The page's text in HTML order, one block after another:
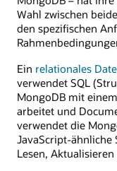
Wahl zwischen
den spezifischen
Ein relationales
verwendet SQL
MongoDB mit
arbeitet und
verwendet die
JavaScript-ähnliche
Lesen,